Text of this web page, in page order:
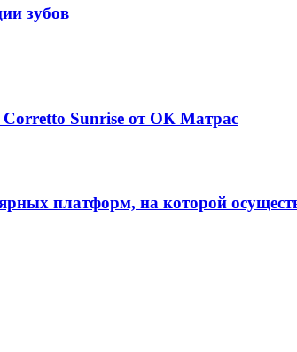
зубов
Corretto Sunrise от ОК Матрас
платформ, на которой